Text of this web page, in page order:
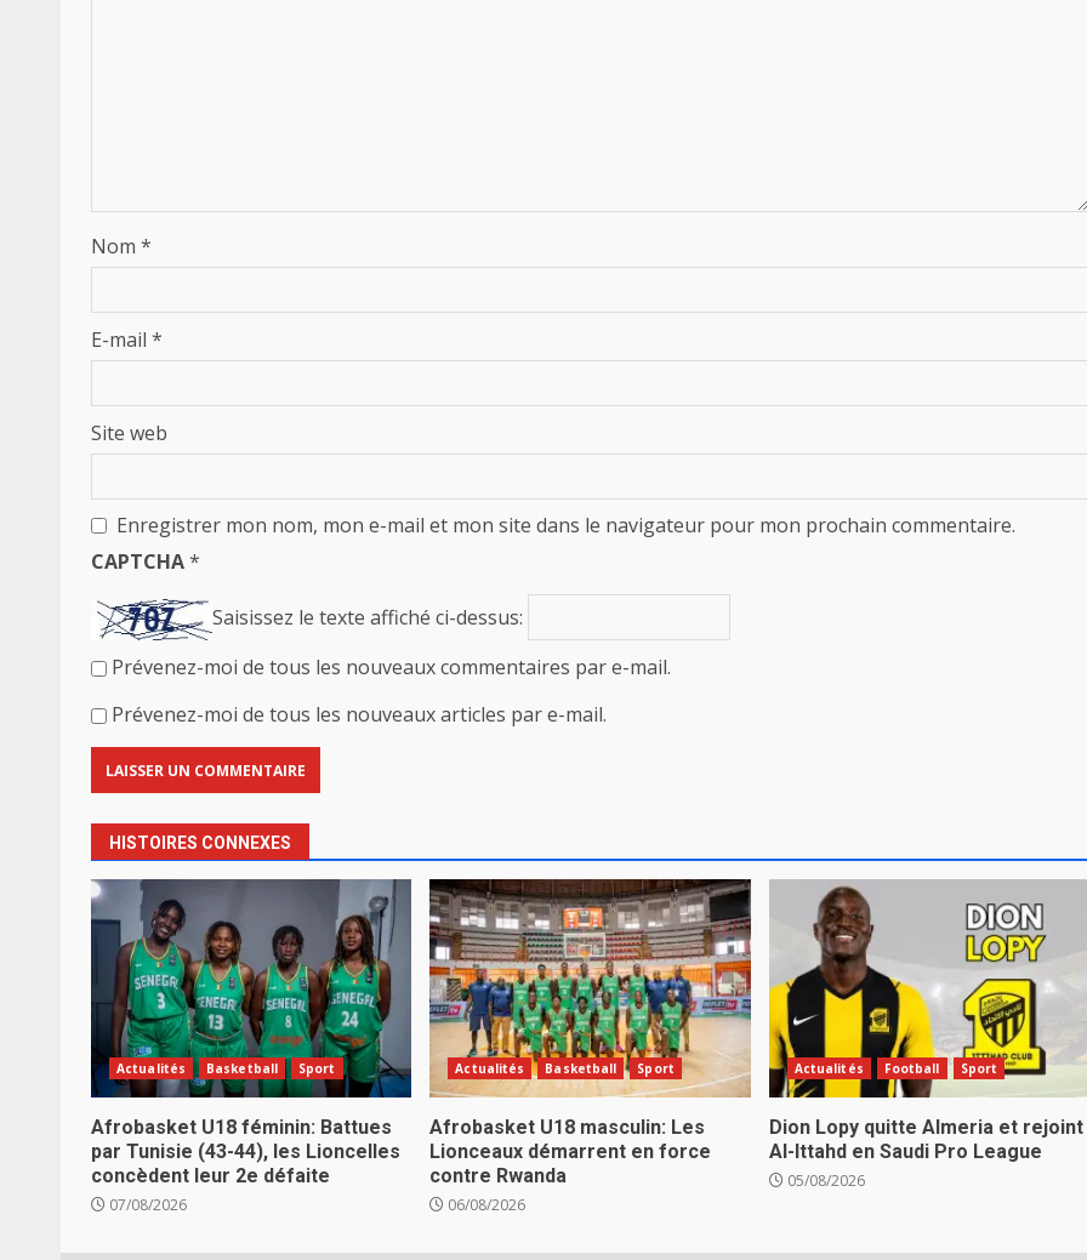
Nom *
E-mail *
Site web
Enregistrer mon nom, mon e-mail et mon site dans le navigateur pour mon prochain commentaire.
CAPTCHA*
Saisissez le texte affiché ci-dessus:
Prévenez-moi de tous les nouveaux commentaires par e-mail.
Prévenez-moi de tous les nouveaux articles par e-mail.
HISTOIRES CONNEXES
Actualités Basketball Sport
Afrobasket U18 féminin: Battues
par Tunisie (43-44), les Lioncelles
concèdent leur 2e défaite
07/08/2026
Actualités Basketball Sport
Afrobasket U18 masculin: Les
Lionceaux démarrent en force
contre Rwanda
06/08/2026
Actualités Football Sport
Dion Lopy quitte Almeria et rejoint
Al-Ittahd en Saudi Pro League
05/08/2026